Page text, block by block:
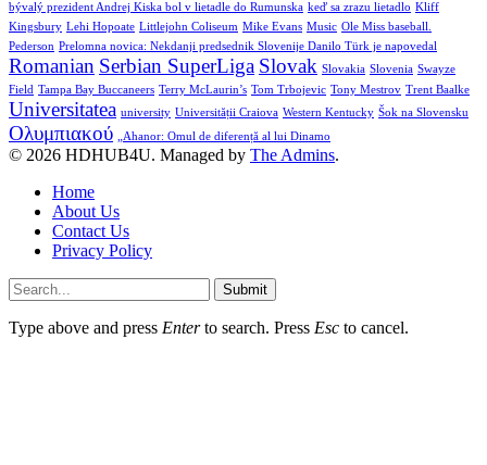
bývalý prezident Andrej Kiska bol v lietadle do Rumunska keď sa zrazu lietadlo Kliff
Kingsbury Lehi Hopoate Littlejohn Coliseum Mike Evans Music Ole Miss baseball.
Pederson Prelomna novica: Nekdanji predsednik Slovenije Danilo Türk je napovedal
Romanian Serbian SuperLiga Slovak Slovakia Slovenia Swayze
Field Tampa Bay Buccaneers Terry McLaurin’s Tom Trbojevic Tony Mestrov Trent Baalke
Universitatea university Universității Craiova Western Kentucky Šok na Slovensku
Ολυμπιακού „Ahanor: Omul de diferență al lui Dinamo
© 2026 HDHUB4U. Managed by The Admins.
Home
About Us
Contact Us
Privacy Policy
Submit
Type above and press Enterto search. Press Esc to cancel.